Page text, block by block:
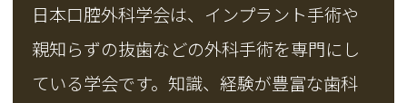
日本口腔外科学会は、インプラント手術や
親知らずの抜歯などの外科手術を専門にし
ている学会です。知識、経験が豊富な歯科